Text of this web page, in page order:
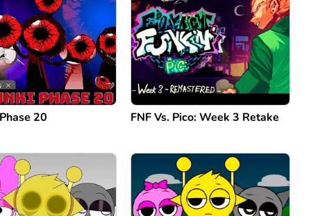
Cancelar Comentário
20 FNF Vs. Pico: Week 3 Retake